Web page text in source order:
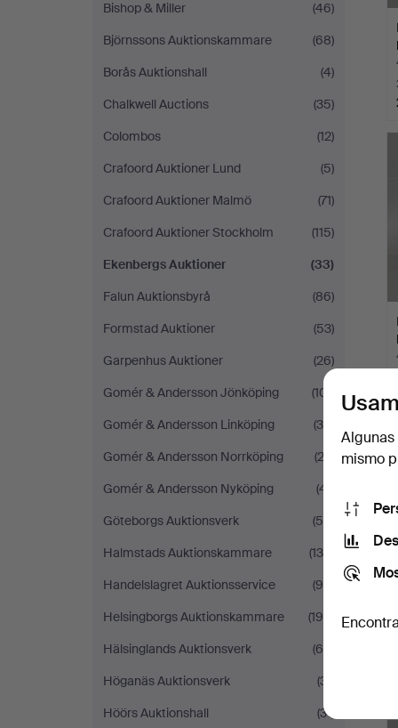
Bishop & Miller
(46)
Björnssons Auktionskammare
(68)
Borås Auktionshall
(4)
Chalkwell Auctions
(35)
Colombos
(12)
Crafoord Auktioner Lund
(5)
Crafoord Auktioner Malmö
(71)
Crafoord Auktioner Stockholm
(115)
Ekenbergs Auktioner
(33)
Falun Auktionsbyrå
(86)
Formstad Auktioner
(53)
Garpenhus Auktioner
(26)
Gomér & Andersson Jönköping
(101)
Gomér & Andersson Linköping
(30)
Gomér & Andersson Norrköping
(22)
Gomér & Andersson Nyköping
(41)
Göteborgs Auktionsverk
(56)
Halmstads Auktionskammare
(130)
Handelslagret Auktionsservice
(96)
Helsingborgs Auktionskammare
(195)
Hälsinglands Auktionsverk
(65)
Höganäs Auktionsverk
(31)
Höörs Auktionshall
(31)
Algunas
mismo